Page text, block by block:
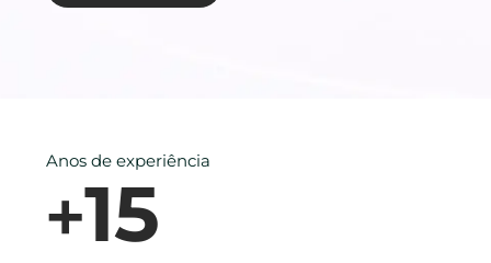
Anos de experiência
+15